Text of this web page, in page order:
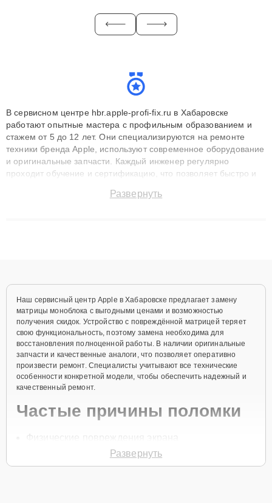
В сервисном центре hbr.apple-profi-fix.ru в Хабаровске
работают опытные мастера с профильным образованием и
стажем от 5 до 12 лет. Они специализируются на ремонте
техники бренда Apple, используют современное оборудование
и оригинальные запчасти. Каждый инженер регулярно
проходит обучение и сертификацию, что позволяет быстро и
сохранением гарантии до 3 лет. Наши мастера решают
Развернуть
Наш сервисный центр Apple в Хабаровске предлагает замену
матрицы моноблока с выгодными ценами и возможностью
получения скидок. Устройство с повреждённой матрицей теряет
свою функциональность, поэтому замена необходима для
восстановления полноценной работы. В наличии оригинальные
запчасти и качественные аналоги, что позволяет оперативно
произвести ремонт. Специалисты учитывают все технические
особенности конкретной модели, чтобы обеспечить надежный и
качественный ремонт.
Частые причины поломки
Появление битых пикселей
Развернуть